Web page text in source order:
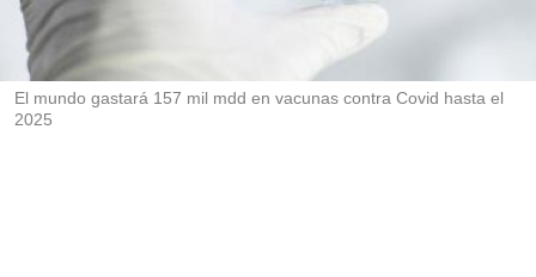
r
t
i
r
El mundo gastará 157 mil mdd en vacunas contra Covid hasta el
2025